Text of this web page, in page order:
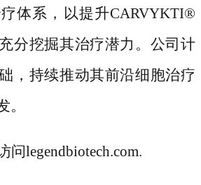
体系，以提升CARVYKTI®
分挖掘其治疗潜力。公司计
，持续推动其前沿细胞治疗
。
问legendbiotech.com.